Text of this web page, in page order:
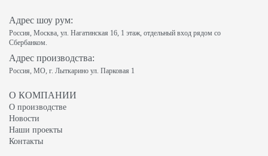
Адрес шоу рум:
Россия, Москва, ул. Нагатинская 16, 1 этаж, отдельный вход рядом со
Сбербанком.
Адрес производства:
Россия, МО, г. Лыткарино ул. Парковая 1
О КОМПАНИИ
О производстве
Новости
Наши проекты
Контакты